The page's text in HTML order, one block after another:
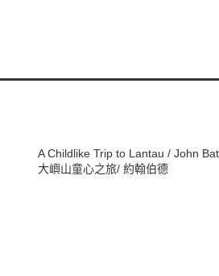
A Childlike Trip to Lantau / John
大嶼山童心之旅/ 約翰伯德